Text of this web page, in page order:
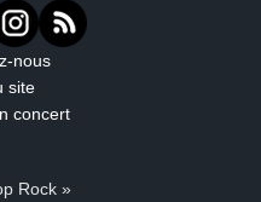
nous
site
concert
Rock »